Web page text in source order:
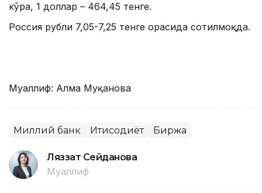
кўра, 1 доллар – 464,45 тенге.
Россия рубли 7,05-7,25 тенге орасида сотилмоқда.
Муаллиф: Алма Муқанова
Миллий банк Иқтисодиёт Биржа
Ляззат Сейданова
Муаллиф